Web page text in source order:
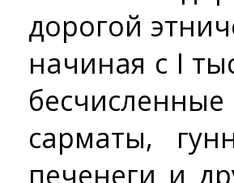
дорогой
начиная с I
сарматы,
печенеги и